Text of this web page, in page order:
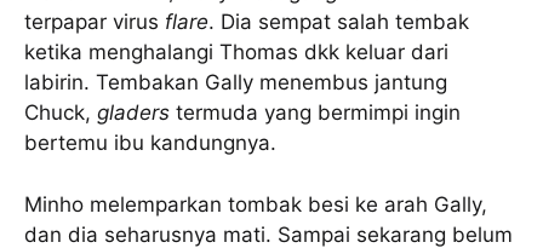
terpapar virus flare. Dia sempat salah tembak
ketika menghalangi Thomas dkk keluar dari
labirin. Tembakan Gally menembus jantung
Chuck, gladers termuda yang bermimpi ingin
bertemu ibu kandungnya.
Minho melemparkan tombak besi ke arah Gally,
dan dia seharusnya mati. Sampai sekarang belum